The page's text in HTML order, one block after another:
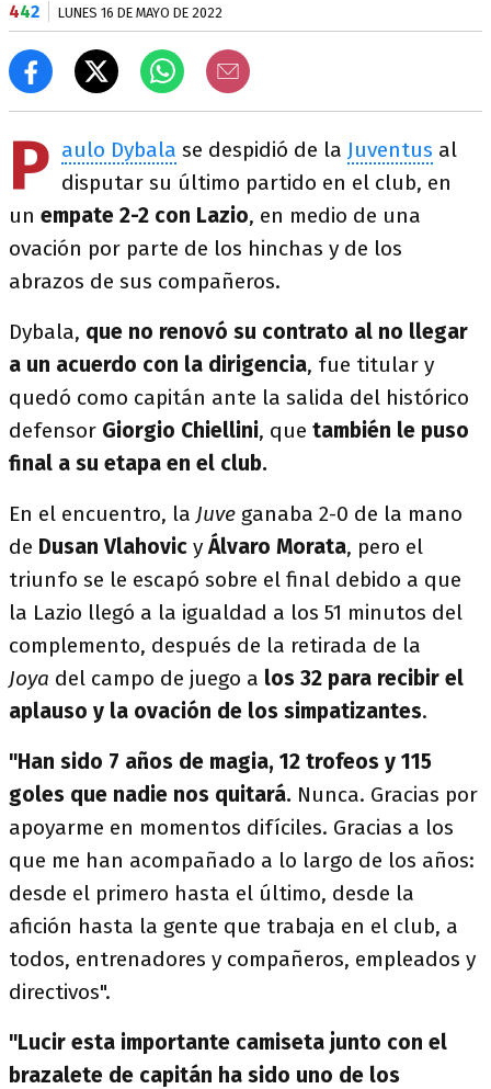
442 LUNES 16 DE MAYO DE 2022
P aulo Dybala se despidió de la Juventus al
disputar su último partido en el club, en
un empate 2-2 con Lazio, en medio de una
ovación por parte de los hinchas y de los
abrazos de sus compañeros.
Dybala, que no renovó su contrato al no llegar
a un acuerdo con la dirigencia, fue titular y
quedó como capitán ante la salida del histórico
defensor Giorgio Chiellini, que también le puso
final a su etapa en el club.
En el encuentro, la Juve ganaba 2-0 de la mano
de Dusan Vlahovic yÁlvaro Morata, pero el
triunfo se le escapó sobre el final debido a que
la Lazio llegó a la igualdad a los 51 minutos del
complemento, después de la retirada de la
Joya del campo de juego a los 32 para recibir el
aplauso y la ovación de los simpatizantes.
"Han sido 7 años de magia, 12 trofeos y 115
goles que nadie nos quitará. Nunca. Gracias por
apoyarme en momentos difíciles. Gracias a los
que me han acompañado a lo largo de los años:
desde el primero hasta el último, desde la
afición hasta la gente que trabaja en el club, a
todos, entrenadores y compañeros, empleados y
directivos".
"Lucir esta importante camiseta junto con el
brazalete de capitán ha sido uno de los